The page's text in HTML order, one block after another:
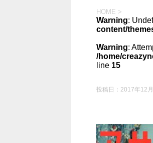
HOME >
Warning:
content/
Warning:
/home/
line 15
投稿日： 2017年12